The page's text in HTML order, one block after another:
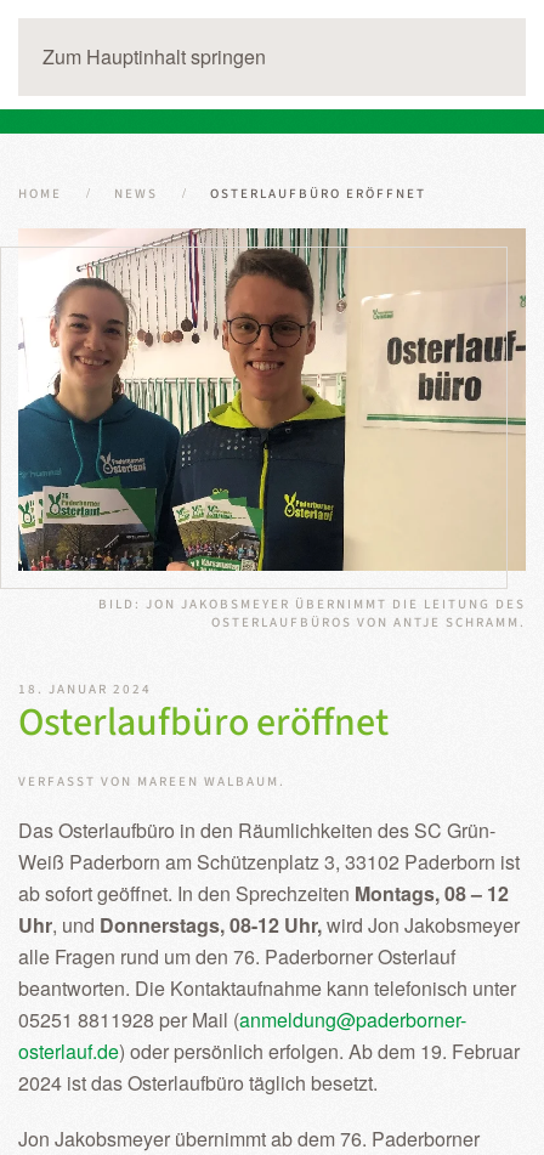
Zum Hauptinhalt springen
HOME NEWS OSTERLAUFBÜRO ERÖFFNET
BILD: JON JAKOBSMEYER ÜBERNIMMT DIE LEITUNG DES
OSTERLAUFBÜROS VON ANTJE SCHRAMM.
18. JANUAR 2024
Osterlaufbüro eröffnet
VERFASST VON MAREEN WALBAUM.
Das Osterlaufbüro in den Räumlichkeiten des SC Grün-
Weiß Paderborn am Schützenplatz 3, 33102 Paderborn ist
ab sofort geöffnet. In den Sprechzeiten Montags, 08 – 12
Uhr, und Donnerstags, 08-12 Uhr,wird Jon Jakobsmeyer
alle Fragen rund um den 76. Paderborner Osterlauf
beantworten. Die Kontaktaufnahme kann telefonisch unter
05251 8811928 per Mail (anmeldung@paderborner-
osterlauf.de) oder persönlich erfolgen. Ab dem 19. Februar
2024 ist das Osterlaufbüro täglich besetzt.
Jon Jakobsmeyer übernimmt ab dem 76. Paderborner